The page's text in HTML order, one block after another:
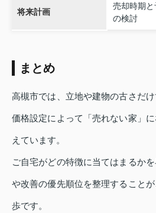
将来計画
売却時期と
の検討
まとめ
高槻市では、立地や建物の古さだ
価格設定によって「売れない家」
えています。
ご自宅がどの特徴に当てはまるか
や改善の優先順位を整理すること
歩です。